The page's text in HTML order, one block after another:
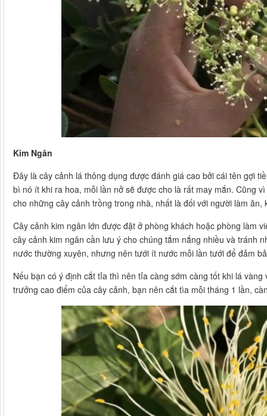
Kim Ngân
Đây là cây cảnh lá thông dụng được đánh giá cao bởi cái tên gợi
bì nó ít khi ra hoa, mỗi lần nở sẽ được cho là rất may mắn. Cũng
cho những cây cảnh trồng trong nhà, nhất là đối với người làm
Cây cảnh kim ngân lớn được đặt ở phòng khách hoặc phòng làm
cây cảnh kim ngân cần lưu ý cho chúng tắm nắng nhiều và tránh
nước thường xuyên, nhưng nên tưới ít nước mỗi lần tưới để đảm
Nếu bạn có ý định cắt tỉa thì nên tỉa càng sớm càng tốt khi lá
trưởng cao điểm của cây cảnh, bạn nên cắt tìa mỗi tháng 1 lần,